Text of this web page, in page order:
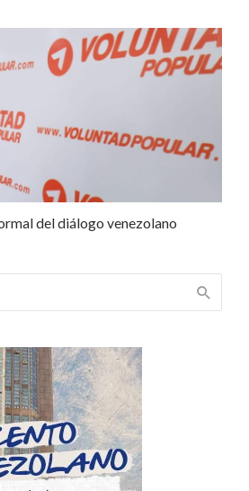
del diálogo venezolano